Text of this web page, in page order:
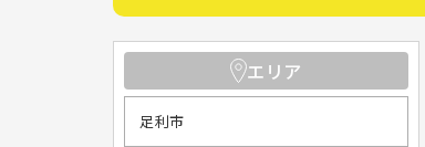
エリア
足利市